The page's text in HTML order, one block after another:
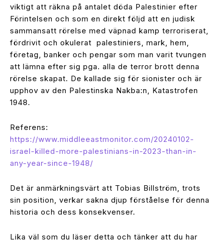
viktigt att räkna på antalet döda Palestinier efter
Förintelsen och som en direkt följd att en judisk
sammansatt rörelse med väpnad kamp terroriserat,
fördrivit och okulerat palestiniers, mark, hem,
företag, banker och pengar som man varit tvungen
att lämna efter sig pga. alla de terror brott denna
rörelse skapat. De kallade sig för sionister och är
upphov av den Palestinska Nakba:n, Katastrofen
1948.
Referens:
https://www.middleeastmonitor.com/20240102-
israel-killed-more-palestinians-in-2023-than-in-
any-year-since-1948/
Det är anmärkningsvärt att Tobias Billström, trots
sin position, verkar sakna djup förståelse för denna
historia och dess konsekvenser.
Lika väl som du läser detta och tänker att du har